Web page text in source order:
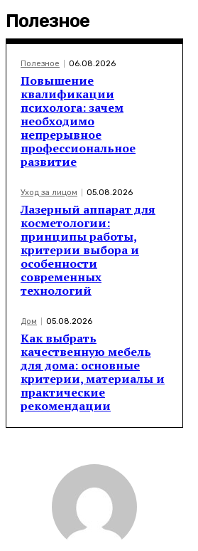
Полезное
Полезное 06.08.2026
Повышение
квалификации
психолога: зачем
необходимо
непрерывное
профессиональное
развитие
Уход за лицом 05.08.2026
Лазерный аппарат для
косметологии:
принципы работы,
критерии выбора и
особенности
современных
технологий
Дом 05.08.2026
Как выбрать
качественную мебель
для дома: основные
критерии, материалы и
практические
рекомендации